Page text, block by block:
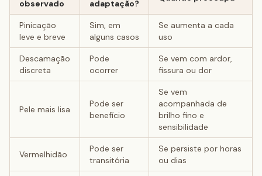
observado adaptação?
Pinicação
leve e breve
Sim, em
alguns casos
Se aumenta a cada
uso
Descamação
discreta
Pode
ocorrer
Se vem com ardor,
fissura ou dor
Pele mais lisa
Pode ser
benefício
Se vem
acompanhada de
brilho fino e
sensibilidade
Vermelhidão
Pode ser
transitória
Se persiste por horas
ou dias